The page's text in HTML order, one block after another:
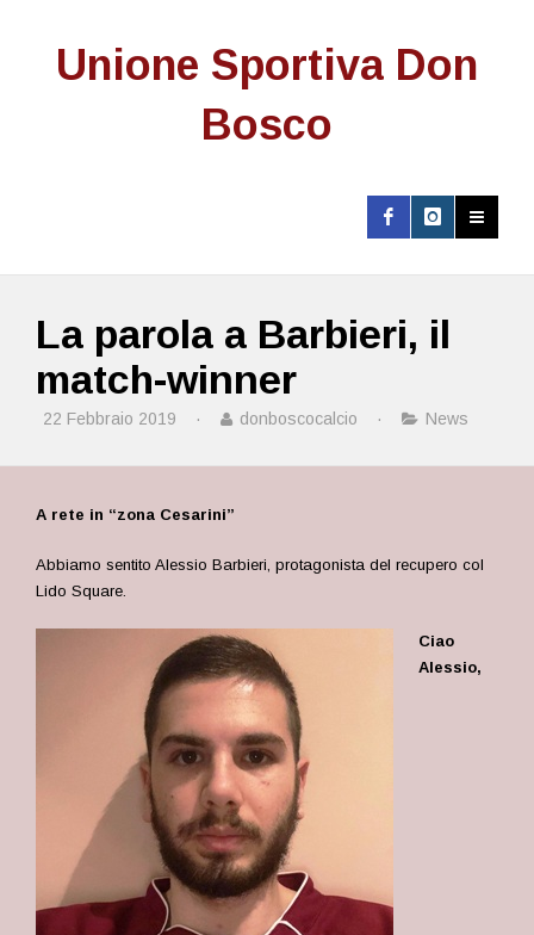
Unione Sportiva Don
Bosco
La parola a Barbieri, il
match-winner
22 Febbraio 2019 · donboscocalcio · News
A rete in “zona Cesarini”
Abbiamo sentito Alessio Barbieri, protagonista del recupero col
Lido Square.
Ciao
Alessio,